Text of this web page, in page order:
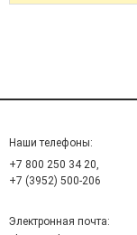
Наши телефоны:
+7 800 250 34 20,
+7 (3952) 500-206
Электронная почта: